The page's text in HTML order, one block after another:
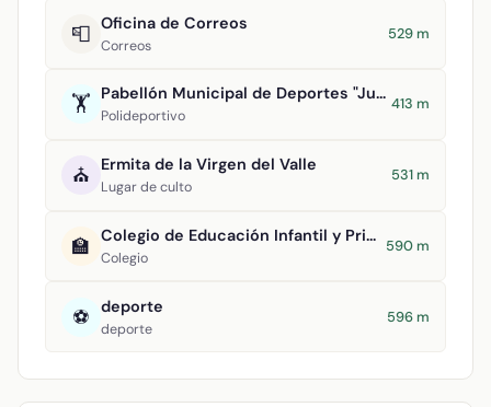
📮 Oficina de Correos
Correos
529 m
🏋️ Pabellón Municipal de Deportes "Juan Carlos I"
Polideportivo
413 m
⛪ Ermita de la Virgen del Valle
Lugar de culto
531 m
🏫 Colegio de Educación Infantil y Primaria Maestro Navas
Colegio
590 m
⚽ deporte
deporte
596 m